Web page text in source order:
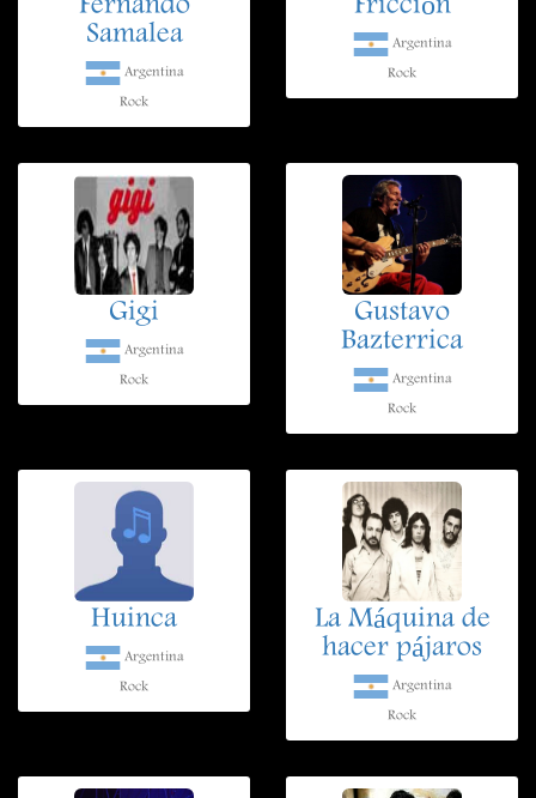
Samalea
Argentina
Rock
Argentina
Rock
Gigi
Argentina
Rock
Gustavo
Bazterrica
Argentina
Rock
Huinca
Argentina
Rock
La Máquina de
hacer pájaros
Argentina
Rock